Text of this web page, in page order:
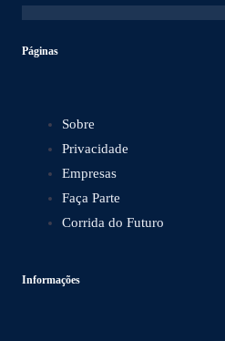
Páginas
Sobre
Privacidade
Empresas
Faça Parte
Corrida do Futuro
Informações